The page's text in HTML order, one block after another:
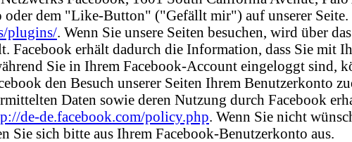
oder dem "Like-Button" ("Gefällt mir") auf unserer
plugins/. Wenn Sie unsere Seiten besuchen, wird über
Facebook erhält dadurch die Information, dass Sie mit
Sie in Ihrem Facebook-Account eingeloggt sind,
den Besuch unserer Seiten Ihrem Benutzerkonto
Daten sowie deren Nutzung durch Facebook
de-de.facebook.com/policy.php. Wenn Sie nicht
Sie sich bitte aus Ihrem Facebook-Benutzerkonto aus.